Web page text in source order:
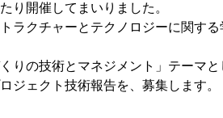
り開催してまいりました。
ラクチャーとテクノロジーに関す
りの技術とマネジメント」テーマ
ジェクト技術報告を、募集します。